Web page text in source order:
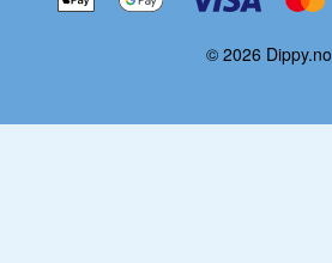
© 2026 Dippy.no